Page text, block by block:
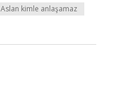
Aslan kimle anlaşamaz